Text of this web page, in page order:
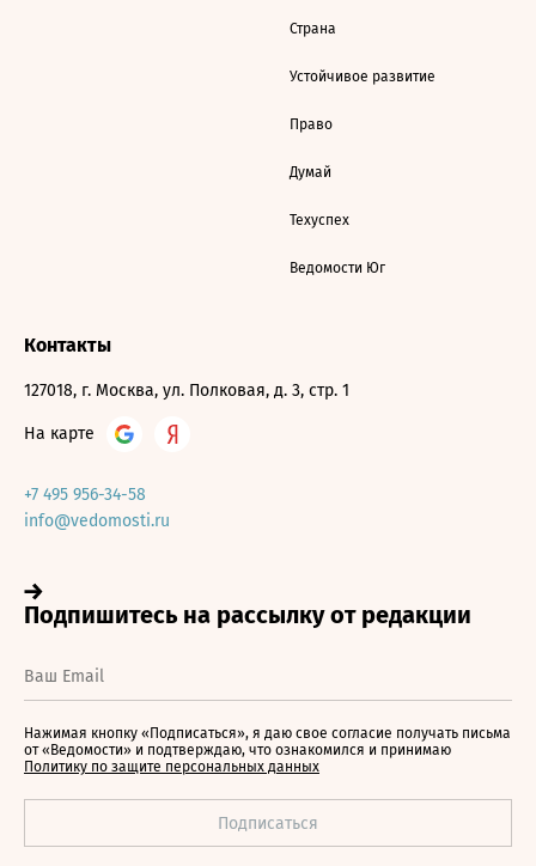
Страна
Устойчивое развитие
Право
Думай
Техуспех
Ведомости Юг
Контакты
127018, г. Москва, ул. Полковая, д. 3, стр. 1
На карте
+7 495 956-34-58
info@vedomosti.ru
Нажимая кнопку «Подписаться», я даю свое согласие получать письма
от «Ведомости» и подтверждаю, что ознакомился и принимаю
Политику по защите персональных данных